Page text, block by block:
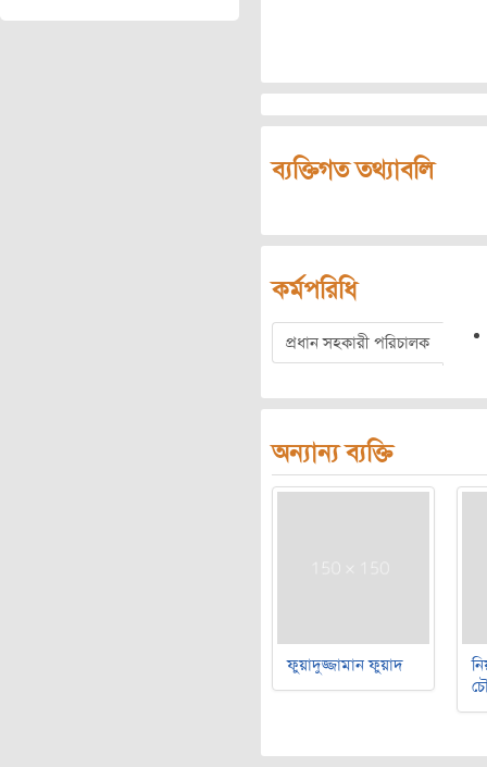
ব্যক্তিগত তথ্যাবলি
কর্মপরিধি
প্রধান সহকারী পরিচালক
অন্যান্য ব্যক্তি
ফুয়াদুজ্জামান ফুয়াদ